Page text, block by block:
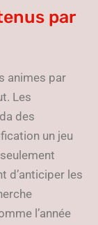
par
animes par
Les
des
un jeu
d’anticiper les
l’année